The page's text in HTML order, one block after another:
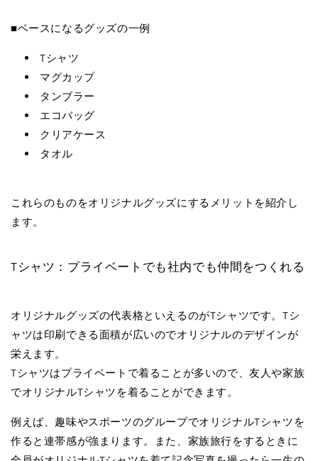
■ベースになるグッズの一例
Tシャツ
マグカップ
タンブラー
エコバッグ
クリアケース
タオル
これらのものをオリジナルグッズにするメリットを紹介し
ます。
Tシャツ：プライベートでも社内でも仲間をつくれる
オリジナルグッズの代表格といえるのがTシャツです。Tシ
ャツは印刷できる面積が広いのでオリジナルのデザインが
栄えます。
Tシャツはプライベートで着ることが多いので、友人や家族
でオリジナルTシャツを着ることができます。
例えば、趣味やスポーツのグループでオリジナルTシャツを
作ると連帯感が強まります。また、家族旅行をするときに